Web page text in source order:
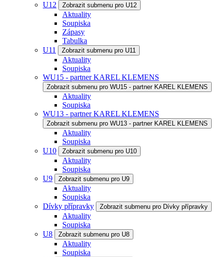
U12
Zobrazit submenu pro U12
Aktuality
Soupiska
Zápasy
Tabulka
U11
Zobrazit submenu pro U11
Aktuality
Soupiska
WU15 - partner KAREL KLEMENS
Zobrazit submenu pro WU15 - partner KAREL KLEMENS
Aktuality
Soupiska
WU13 - partner KAREL KLEMENS
Zobrazit submenu pro WU13 - partner KAREL KLEMENS
Aktuality
Soupiska
U10
Zobrazit submenu pro U10
Aktuality
Soupiska
U9
Zobrazit submenu pro U9
Aktuality
Soupiska
Dívky přípravky
Zobrazit submenu pro Dívky přípravky
Aktuality
Soupiska
U8
Zobrazit submenu pro U8
Aktuality
Soupiska